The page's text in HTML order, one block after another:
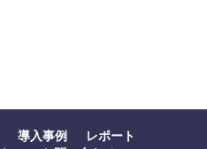
導入事例
レポート